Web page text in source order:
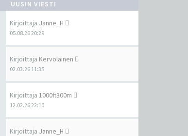
UUSIN VIESTI
Kirjoittaja Janne_H
05.08.26 20:29
Kirjoittaja Kervolainen
02.03.26 11:35
Kirjoittaja 1000ft300m
12.02.26 22:10
Kirjoittaja Janne_H